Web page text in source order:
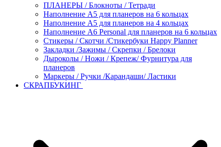
ПЛАНЕРЫ / Блокноты / Тетради
Наполнение А5 для планеров на 6 кольцах
Наполнение А5 для планеров на 4 кольцах
Наполнение А6 Personal для планеров на 6 кольцах
Стикеры / Скотчи /Стикербуки Happy Planner
Закладки /Зажимы / Скрепки / Брелоки
Дыроколы / Ножи / Крепеж/ Фурнитура для
планеров
Маркеры / Ручки /Карандаши/ Ластики
СКРАПБУКИНГ